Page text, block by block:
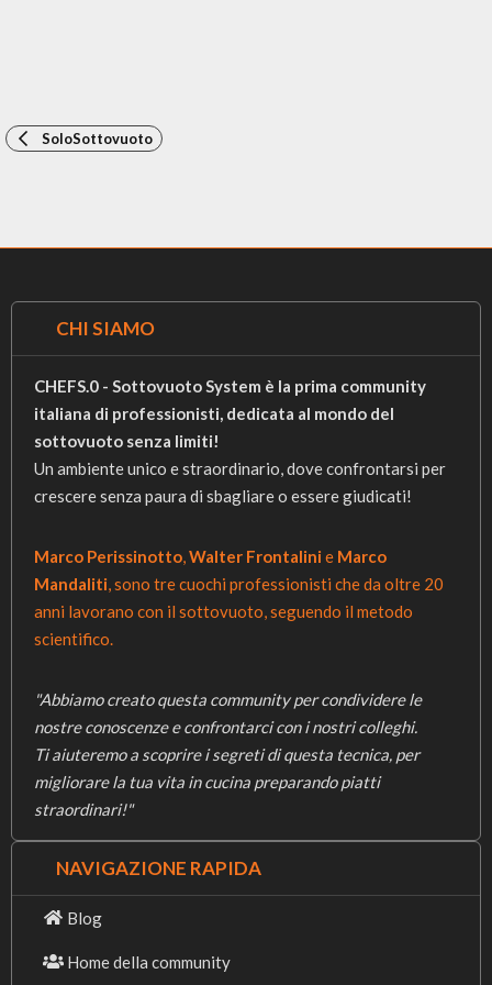
SoloSottovuoto
CHI SIAMO
CHEFS.0 - Sottovuoto System è la prima community
italiana di professionisti, dedicata al mondo del
sottovuoto senza limiti!
Un ambiente unico e straordinario, dove confrontarsi per
crescere senza paura di sbagliare o essere giudicati!
Marco Perissinotto,Walter Frontalini e Marco
Mandaliti, sono tre cuochi professionisti che da oltre 20
anni lavorano con il sottovuoto, seguendo il metodo
scientifico.
"Abbiamo creato questa community per condividere le
nostre conoscenze e confrontarci con i nostri colleghi.
Ti aiuteremo a scoprire i segreti di questa tecnica, per
migliorare la tua vita in cucina preparando piatti
straordinari!"
NAVIGAZIONE RAPIDA
Blog
Home della community